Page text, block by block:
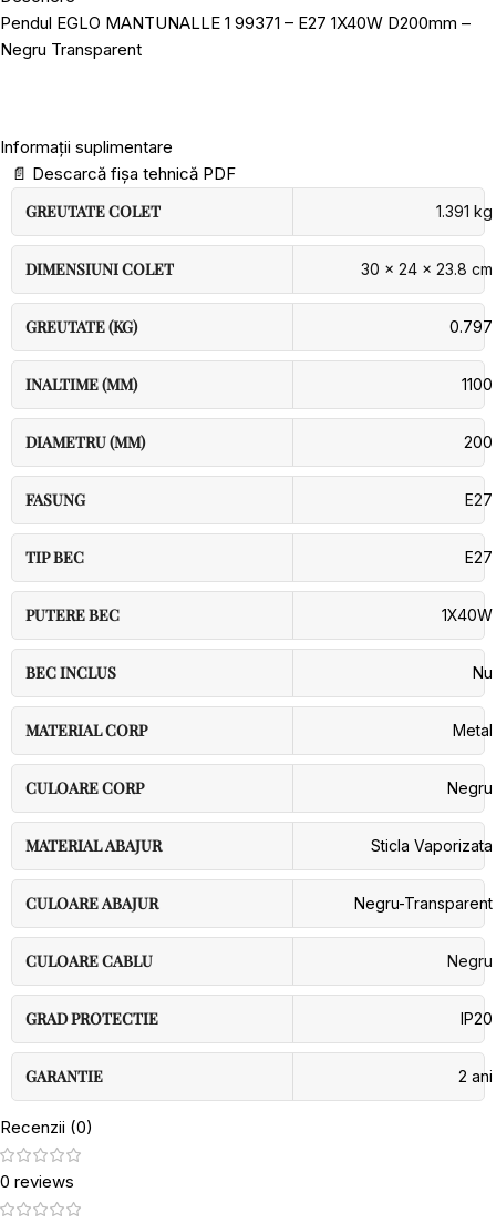
Pendul EGLO MANTUNALLE 1 99371 – E27 1X40W D200mm –
Negru Transparent
Informații suplimentare
📄 Descarcă fișa tehnică PDF
GREUTATE COLET
1.391 kg
DIMENSIUNI COLET 30 × 24 × 23.8 cm
GREUTATE (KG) 0.797
INALTIME (MM) 1100
DIAMETRU (MM) 200
FASUNG E27
TIP BEC E27
PUTERE BEC 1X40W
BEC INCLUS Nu
MATERIAL CORP Metal
CULOARE CORP Negru
MATERIAL ABAJUR Sticla Vaporizata
CULOARE ABAJUR Negru-Transparent
CULOARE CABLU Negru
GRAD PROTECTIE IP20
GARANTIE 2 ani
Recenzii (0)
0 reviews